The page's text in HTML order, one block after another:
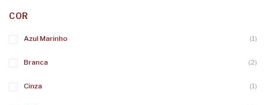
COR
Azul Marinho (1)
Branca (2)
Cinza (1)